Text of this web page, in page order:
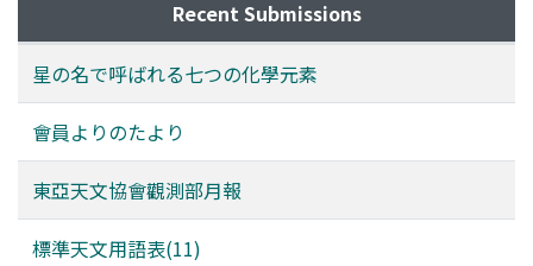
Recent Submissions
星の名で呼ばれる七つの化學元素
會員よりのたより
東亞天文協會觀測部月報
標準天文用語表(11)